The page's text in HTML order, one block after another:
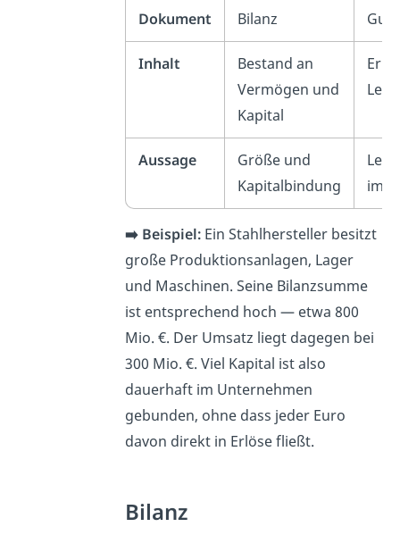
Dokument Bilanz GuV
Inhalt
Bestand an
Vermögen und
Kapital
Aussage
Größe und
Kapitalbindung
im
➡️ Beispiel: Ein Stahlhersteller besitzt
große Produktionsanlagen, Lager
und Maschinen. Seine Bilanzsumme
ist entsprechend hoch — etwa 800
Mio. €. Der Umsatz liegt dagegen bei
300 Mio. €. Viel Kapital ist also
dauerhaft im Unternehmen
gebunden, ohne dass jeder Euro
davon direkt in Erlöse fließt.
Bilanz